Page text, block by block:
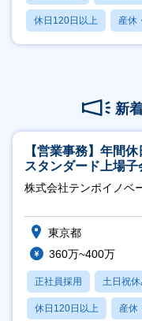
休日120日以上 産休
月残業20時間以内
新
【営業事務】年間
スタンダード上場子
株式会社テンポイノベ
東京都
360万~400万
正社員採用 土日祝
休日120日以上 産休